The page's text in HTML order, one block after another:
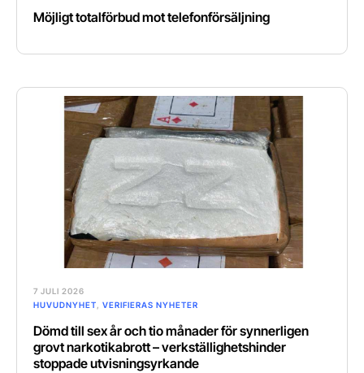
Möjligt totalförbud mot telefonförsäljning
7 JULI 2026
HUVUDNYHET, VERIFIERAS NYHETER
Dömd till sex år och tio månader för synnerligen
grovt narkotikabrott – verkställighetshinder
stoppade utvisningsyrkande